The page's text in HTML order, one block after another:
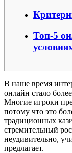
Топ-5
В наше время
онлайн стало
Многие игроки
потому что это
традиционных
стремительный
неудивительно,
предлагает.